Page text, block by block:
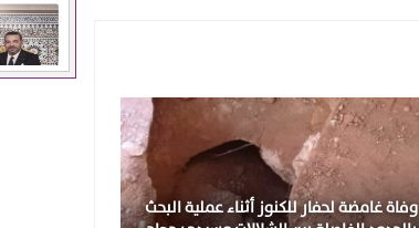
وفاة غامضة لحفار للكنوز أثناء عملية البحث